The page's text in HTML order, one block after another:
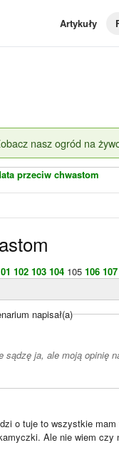
Artykuły
nasz ogród na
przeciw chwastom
102 103 104 105 106 107
napisał(a)
sądzę ja, ale moją opinię
o tuje to wszystkie
Ale nie wiem czy